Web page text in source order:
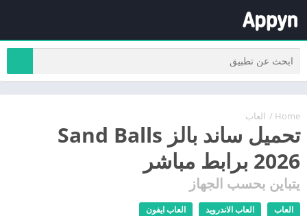
Home
/ العاب
تحميل ساند بالز Sand Balls
2026 برابط مباشر
يتباين بحسب الجهاز
العاب العاب الاندرويد العاب ايفون